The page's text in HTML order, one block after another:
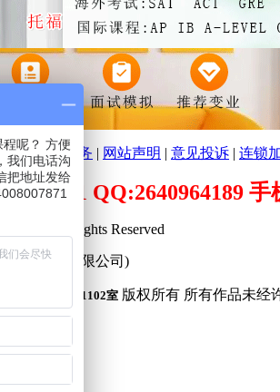
构|广告服务 | 网站声明 | 意见投诉 | 连锁
7871 QQ:2640964189
All Rights Reserved
信息科技有限公司)
号旭辉中心1102室 版权所有 所有作品未经
呢？ 方便
我们电话沟
把地址发给